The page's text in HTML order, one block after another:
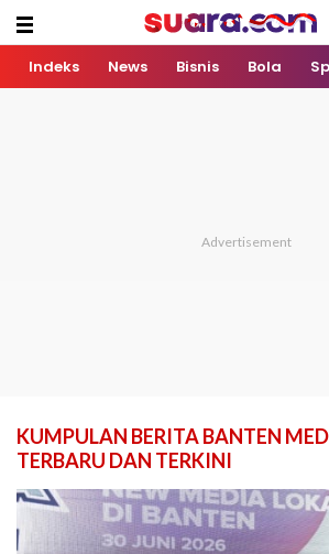
Indeks News Bisnis Bola
KUMPULAN BERITA BANTEN
TERBARU DAN TERKINI